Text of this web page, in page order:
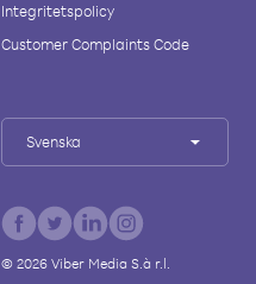
Integritetspolicy
Customer Complaints Code
Svenska
© 2026Viber Media S.à r.l.